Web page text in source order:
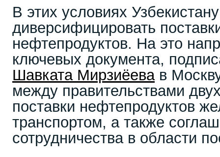
В этих условиях
диверсифицировать
нефтепродуктов. На это
ключевых документа,
Шавката Мирзиёевав
между правительствами
поставки нефтепродуктов
транспортом, а также
сотрудничества в области